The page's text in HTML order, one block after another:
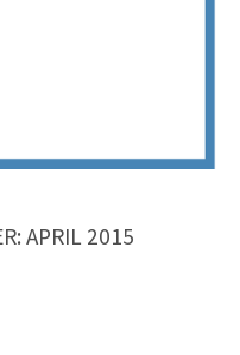
APRIL 2015